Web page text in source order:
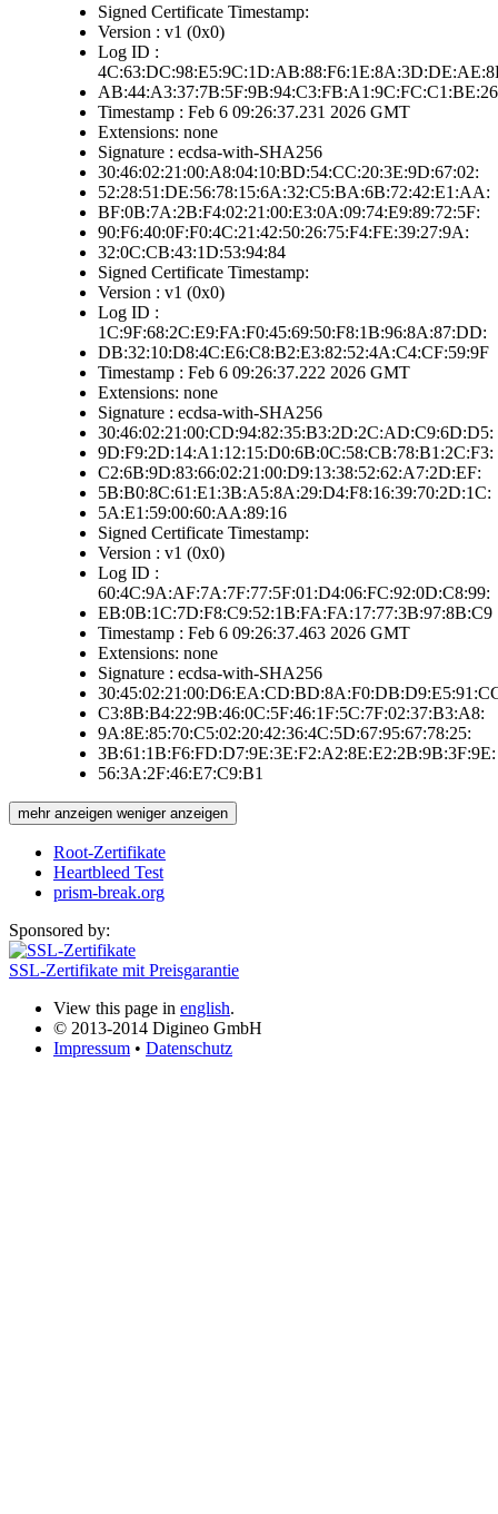
Signed Certificate Timestamp:
Version : v1 (0x0)
Log ID :
AB:44:A3:37:7B:5F:9B:94:C3:FB:A1:9C:FC:C1:BE:26
Timestamp : Feb 6 09:26:37.231 2026 GMT
Extensions: none
Signature : ecdsa-with-SHA256
30:46:02:21:00:A8:04:10:BD:54:CC:20:3E:9D:67:02:
52:28:51:DE:56:78:15:6A:32:C5:BA:6B:72:42:E1:AA:
BF:0B:7A:2B:F4:02:21:00:E3:0A:09:74:E9:89:72:5F:
90:F6:40:0F:F0:4C:21:42:50:26:75:F4:FE:39:27:9A:
32:0C:CB:43:1D:53:94:84
Signed Certificate Timestamp:
Version : v1 (0x0)
Log ID :
1C:9F:68:2C:E9:FA:F0:45:69:50:F8:1B:96:8A:87:DD:
DB:32:10:D8:4C:E6:C8:B2:E3:82:52:4A:C4:CF:59:9F
Timestamp : Feb 6 09:26:37.222 2026 GMT
Extensions: none
Signature : ecdsa-with-SHA256
30:46:02:21:00:CD:94:82:35:B3:2D:2C:AD:C9:6D:D5:
9D:F9:2D:14:A1:12:15:D0:6B:0C:58:CB:78:B1:2C:F3:
C2:6B:9D:83:66:02:21:00:D9:13:38:52:62:A7:2D:EF:
5B:B0:8C:61:E1:3B:A5:8A:29:D4:F8:16:39:70:2D:1C:
5A:E1:59:00:60:AA:89:16
Signed Certificate Timestamp:
Version : v1 (0x0)
Log ID :
60:4C:9A:AF:7A:7F:77:5F:01:D4:06:FC:92:0D:C8:99:
EB:0B:1C:7D:F8:C9:52:1B:FA:FA:17:77:3B:97:8B:C9
Timestamp : Feb 6 09:26:37.463 2026 GMT
Extensions: none
Signature : ecdsa-with-SHA256
C3:8B:B4:22:9B:46:0C:5F:46:1F:5C:7F:02:37:B3:A8:
9A:8E:85:70:C5:02:20:42:36:4C:5D:67:95:67:78:25:
3B:61:1B:F6:FD:D7:9E:3E:F2:A2:8E:E2:2B:9B:3F:9E:
56:3A:2F:46:E7:C9:B1
mehr anzeigen weniger anzeigen
Root-Zertifikate
Heartbleed Test
prism-break.org
Sponsored by:
SSL-Zertifikate mit Preisgarantie
View this page in english.
© 2013-2014 Digineo GmbH
Impressum • Datenschutz